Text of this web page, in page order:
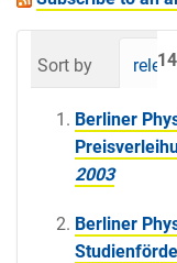
Sort by
Berliner
2003
Berliner